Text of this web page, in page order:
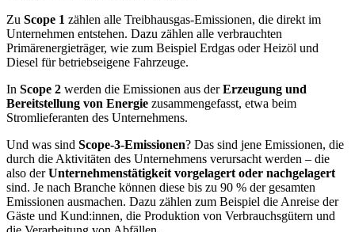
Zu Scope 1 zählen alle Treibhausgas-Emissionen, die direkt im
Unternehmen entstehen. Dazu zählen alle verbrauchten
Primärenergieträger, wie zum Beispiel Erdgas oder Heizöl und
Diesel für betriebseigene Fahrzeuge.
In Scope 2 werden die Emissionen aus derErzeugung und
Bereitstellung von Energie zusammengefasst, etwa beim
Stromlieferanten des Unternehmens.
Und was sind Scope-3-Emissionen? Das sind jene Emissionen, die
durch die Aktivitäten des Unternehmens verursacht werden – die
also derUnternehmenstätigkeit vorgelagert oder nachgelagert
sind. Je nach Branche können diese bis zu 90 % der gesamten
Emissionen ausmachen. Dazu zählen zum Beispiel die Anreise der
Gäste und Kund:innen, die Produktion von Verbrauchsgütern und